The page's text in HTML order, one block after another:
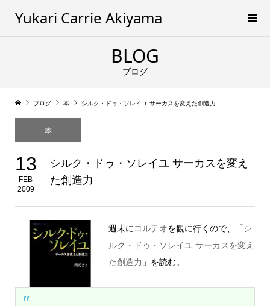
Yukari Carrie Akiyama
BLOG
ブログ
ブログ 本 シルク・ドゥ・ソレイユ サーカスを変えた創造力
本
13
FEB
2009
シルク・ドゥ・ソレイユ サーカスを変え
た創造力
週末にコルテオを観に行くので、「シ
ルク・ドゥ・ソレイユ サーカスを変え
た創造力 」を読む。